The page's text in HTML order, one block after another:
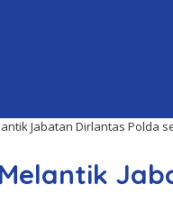
Jabatan Dirlantas Polda